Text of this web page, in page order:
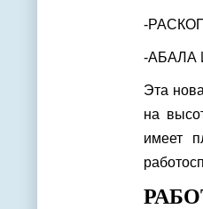
-
-АБАЛА
Эта
на
имеет